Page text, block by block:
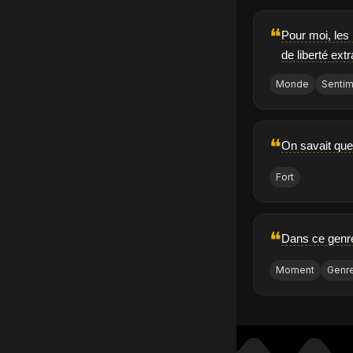
❝Pour moi, les
de liberté
Monde
❝On savait
Fort
❝Dans ce
Moment